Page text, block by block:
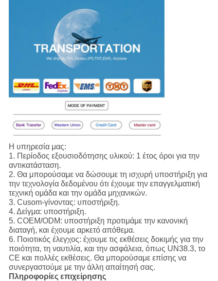
Η υπηρεσία μας:
1. Περίοδος εξουσιοδότησης υλικού: 1 έτος όροι για την
αντικατάσταση.
2. Θα μπορούσαμε να δώσουμε τη ισχυρή υποστήριξη για
την τεχνολογία δεδομένου ότι έχουμε την επαγγελματική
τεχνική ομάδα και την ομάδα μηχανικών.
3. Cusom-γίνοντας: υποστήριξη.
4. Δείγμα: υποστήριξη.
5. COEM/ODM: υποστήριξη προτιμάμε την κανονική
διαταγή, και έχουμε αρκετό απόθεμα.
6. Ποιοτικός έλεγχος: έχουμε τις εκθέσεις δοκιμής για την
ποιότητα, τη ναυτιλία, και την ασφάλεια, όπως UN38.3, το
CE και πολλές εκθέσεις. Θα μπορούσαμε επίσης να
συνεργαστούμε με την άλλη απαίτησή σας.
Πληροφορίες επιχείρησης